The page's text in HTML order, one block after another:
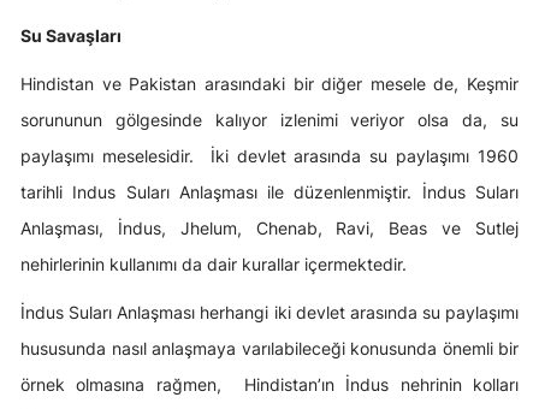
Su Savaşları
Hindistan ve Pakistan arasındaki bir diğer mesele de, Keşmir
sorununun gölgesinde kalıyor izlenimi veriyor olsa da, su
paylaşımı meselesidir. İki devlet arasında su paylaşımı 1960
tarihli Indus Suları Anlaşması ile düzenlenmiştir. İndus Suları
Anlaşması, İndus, Jhelum, Chenab, Ravi, Beas ve Sutlej
nehirlerinin kullanımı da dair kurallar içermektedir.
İndus Suları Anlaşması herhangi iki devlet arasında su paylaşımı
hususunda nasıl anlaşmaya varılabileceği konusunda önemli bir
örnek olmasına rağmen, Hindistan’ın İndus nehrinin kolları